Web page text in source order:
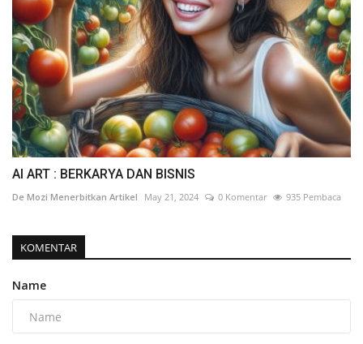
AI ART : BERKARYA DAN BISNIS
De Mozi Menerbitkan Artikel May 21, 2024 0 Komentar 935 Pembaca
KOMENTAR
Name